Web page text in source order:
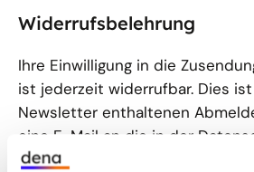
Widerrufsbelehrung
Ihre Einwilligung in die
ist jederzeit widerrufbar. Dies
Newsletter enthaltenen
eine E-Mail an die in der
angegebene Kontaktadresse